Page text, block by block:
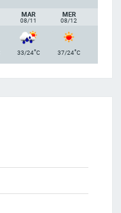
MAR
08/11
MER
08/12
33/24°C 37/24°C